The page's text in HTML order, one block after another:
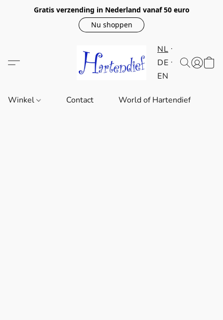
Gratis verzending in Nederland vanaf 50 euro
Nu shoppen
NL
DE
EN
Winkel Contact World of Hartendief